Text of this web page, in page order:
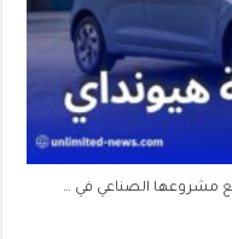
مشروعها الصناعي في …